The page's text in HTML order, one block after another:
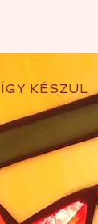
ÍGY KÉSZÜL